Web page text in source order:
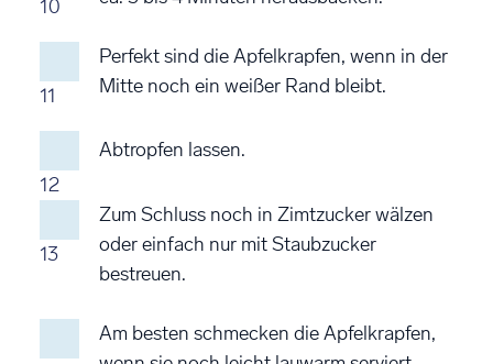
10
11
Perfekt sind die Apfelkrapfen, wenn in der
Mitte noch ein weißer Rand bleibt.
12
Abtropfen lassen.
13
Zum Schluss noch in Zimtzucker wälzen
oder einfach nur mit Staubzucker
bestreuen.
Am besten schmecken die Apfelkrapfen,